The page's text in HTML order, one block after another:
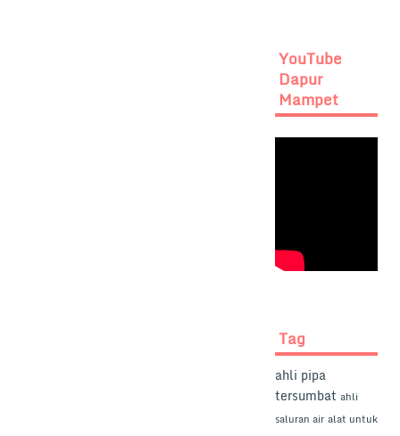
YouTube
Dapur
Mampet
Tag
ahli pipa
tersumbat ahli
saluran air alat untuk